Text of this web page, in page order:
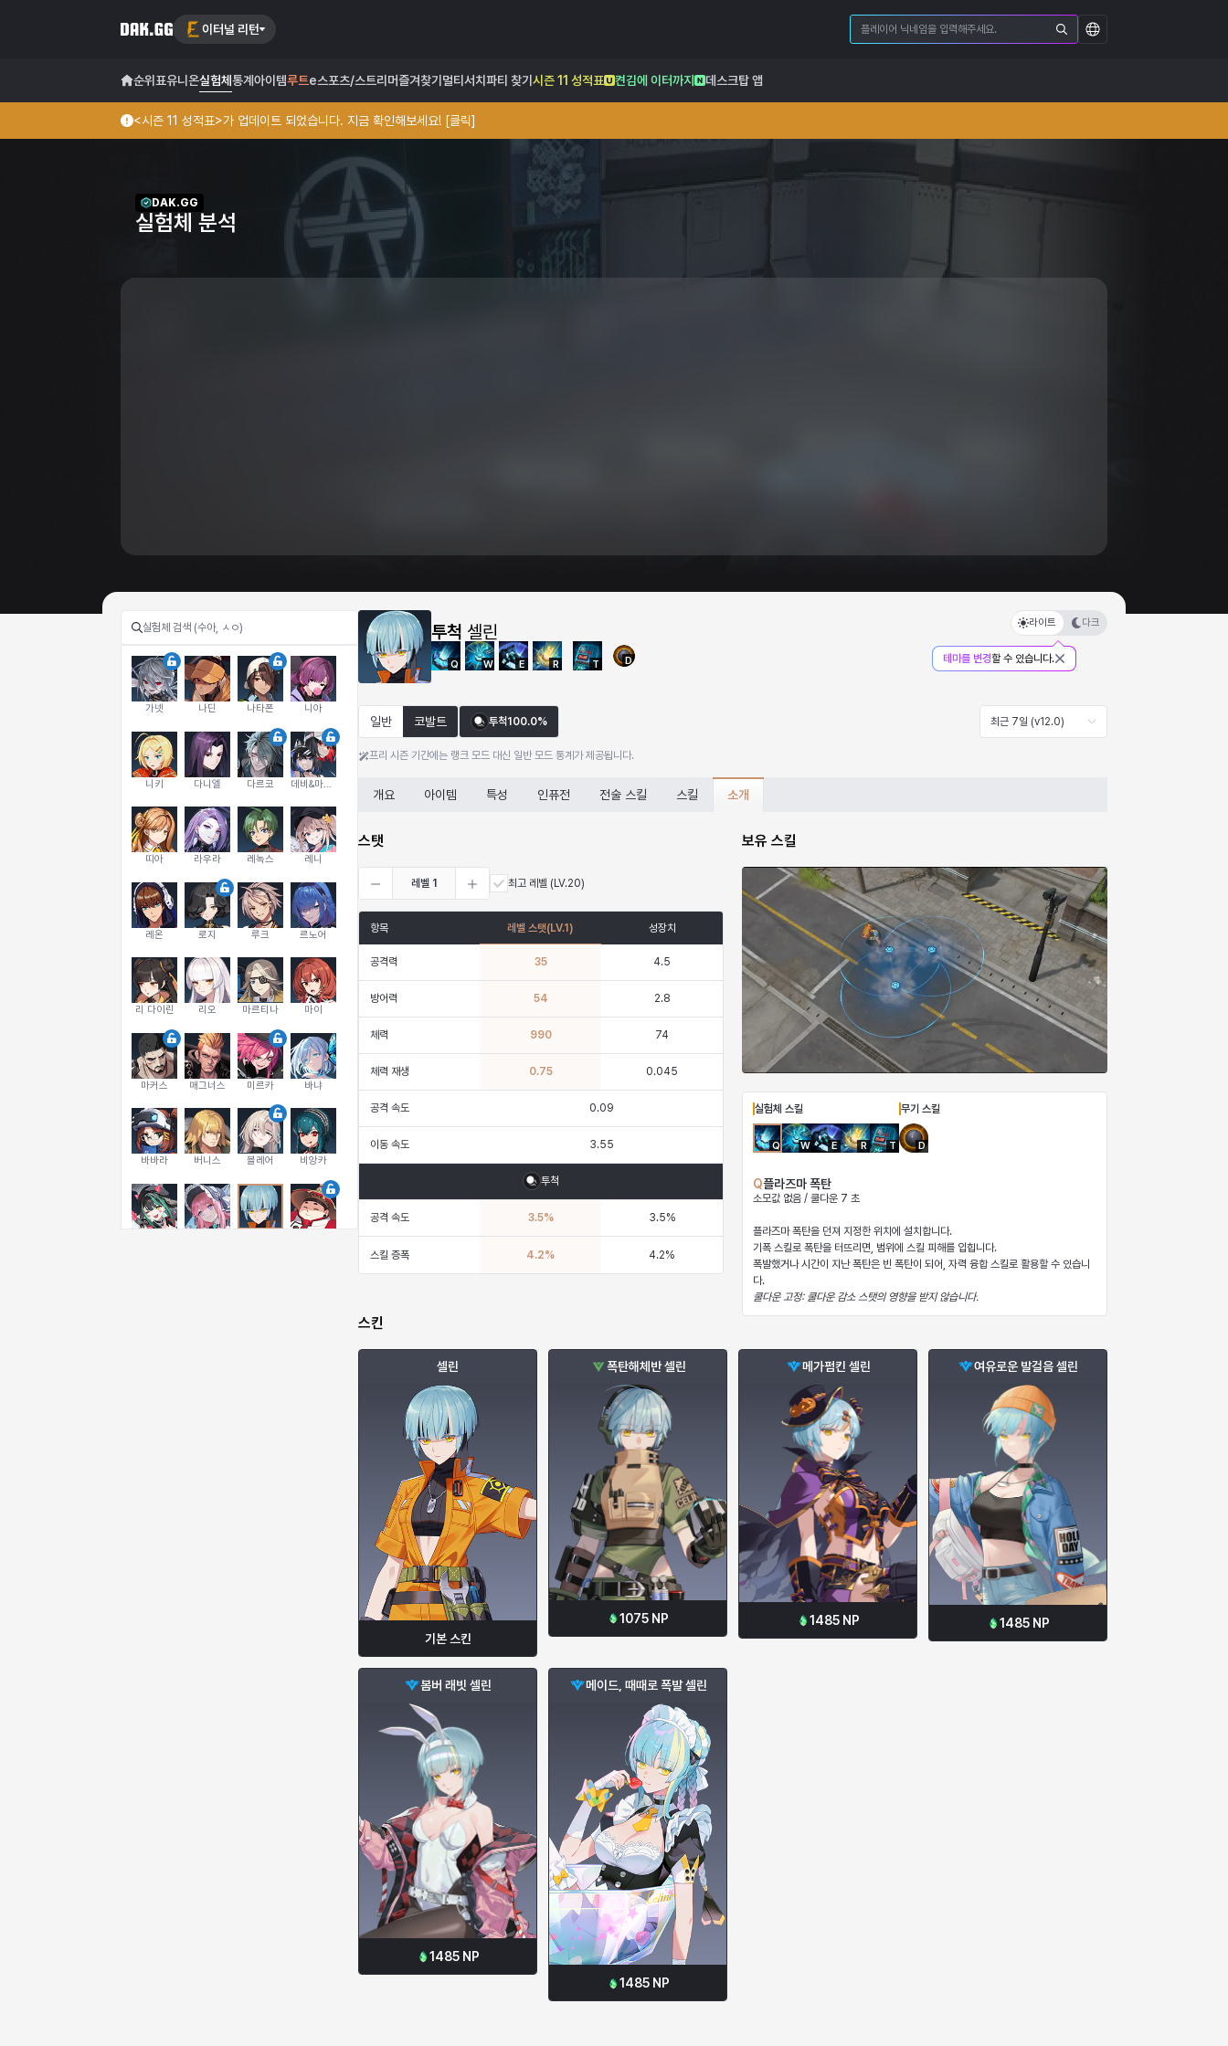
이터널 리턴
순위표유니온실험체 통계 아이템루트e스포츠/스트리머즐겨찾기 멀티서치 파티 찾기 시즌 11 성적표 켠김에 이터까지 데스크탑 앱
<시즌 11 성적표>가 업데이트 되었습니다. 지금 확인해보세요! [클릭]
DAK.GG
실험체 분석
가넷 나딘 나타폰 니아
니키 다니엘 다르코
띠아 라우라 레녹스 레니
레온 로지 루크 르노어
리 다이린 리오 마르티나 마이
마커스 매그너스 미르카 바냐
바바라 버니스 블레어 비앙카
투척 셀린
Q W E R T D
라이트 다크
테마를 변경할 수 있습니다.
일반 코발트 투척100.0% 최근 7일 (v12.0)
프리 시즌 기간에는 랭크 모드 대신 일반 모드 통계가 제공됩니다.
개요 아이템 특성 인퓨전 전술 스킬 스킬 소개
스탯
레벨 1 최고 레벨 (LV.20)
항목 레벨 스탯(LV.1 ) 성장치
공격력 35 4.5
방어력 54 2.8
체력 990 74
체력 재생 0.75 0.045
공격 속도 0.09
이동 속도 3.55
투척
공격 속도 3.5% 3.5%
스킬 증폭 4.2% 4.2%
보유 스킬
실험체 스킬
Q W E R T
무기 스킬
D
Q플라즈마 폭탄
소모값 없음 / 쿨다운 7 초
기폭 스킬로 폭탄을 터뜨리면, 범위에 스킬 피해를 입힙니다.
폭발했거나 시간이 지난 폭탄은 빈 폭탄이 되어, 자력 융합 스킬로 활용할 수 있습니
쿨다운 고정: 쿨다운 감소 스탯의 영향을 받지 않습니다.
스킨
셀린
기본 스킨
폭탄해체반 셀린
1075 NP
메가펌킨 셀린
1485NP
여유로운 발걸음 셀린
1485NP
봄버 래빗 셀린
1485NP
메이드, 때때로 폭발 셀린
1485NP